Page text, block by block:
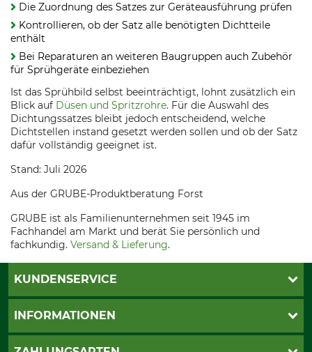
Die Zuordnung des Satzes zur Geräteausführung prüfen
Kontrollieren, ob der Satz alle benötigten Dichtteile
enthält
Bei Reparaturen an weiteren Baugruppen auch Zubehör
für Sprühgeräte einbeziehen
Ist das Sprühbild selbst beeinträchtigt, lohnt zusätzlich ein
Blick auf Düsen und Spritzrohre. Für die Auswahl des
Dichtungssatzes bleibt jedoch entscheidend, welche
Dichtstellen instand gesetzt werden sollen und ob der Satz
dafür vollständig geeignet ist.
Stand: Juli 2026
Aus der GRUBE-Produktberatung Forst
GRUBE ist als Familienunternehmen seit 1945 im
Fachhandel am Markt und berät Sie persönlich und
fachkundig. Versand & Lieferung.
KUNDENSERVICE
Live-Shopping
INFORMATIONEN
AGB